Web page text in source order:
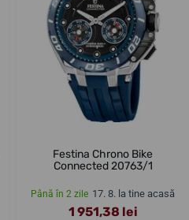
Festina Chrono Bike
Connected 20763/1
Până în 2 zile 17. 8. la tine acasă
1 951,38 lei